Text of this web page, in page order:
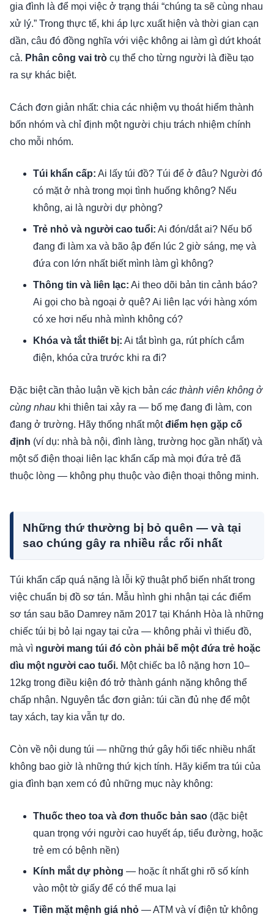
gia đình là để mọi việc ở trạng thái “chúng ta sẽ cùng nhau
xử lý.” Trong thực tế, khi áp lực xuất hiện và thời gian cạn
dần, câu đó đồng nghĩa với việc không ai làm gì dứt khoát
cả. Phân công vai trò cụ thể cho từng người là điều tạo
ra sự khác biệt.
Cách đơn giản nhất: chia các nhiệm vụ thoát hiểm thành
bốn nhóm và chỉ định một người chịu trách nhiệm chính
cho mỗi nhóm.
Túi khẩn cấp: Ai lấy túi đồ? Túi để ở đâu? Người đó
có mặt ở nhà trong mọi tình huống không? Nếu
không, ai là người dự phòng?
Trẻ nhỏ và người cao tuổi: Ai đón/dắt ai? Nếu bố
đang đi làm xa và bão ập đến lúc 2 giờ sáng, mẹ và
đứa con lớn nhất biết mình làm gì không?
Thông tin và liên lạc: Ai theo dõi bản tin cảnh báo?
Ai gọi cho bà ngoại ở quê? Ai liên lạc với hàng xóm
có xe hơi nếu nhà mình không có?
Khóa và tắt thiết bị: Ai tắt bình ga, rút phích cắm
điện, khóa cửa trước khi ra đi?
Đặc biệt cần thảo luận về kịch bản các thành viên không ở
cùng nhau khi thiên tai xảy ra — bố mẹ đang đi làm, con
đang ở trường. Hãy thống nhất mộtđiểm hẹn gặp cố
định (ví dụ: nhà bà nội, đình làng, trường học gần nhất) và
một số điện thoại liên lạc khẩn cấp mà mọi đứa trẻ đã
thuộc lòng — không phụ thuộc vào điện thoại thông minh.
Những thứ thường bị bỏ quên — và tại
sao chúng gây ra nhiều rắc rối nhất
Túi khẩn cấp quá nặng là lỗi kỹ thuật phổ biến nhất trong
việc chuẩn bị đồ sơ tán. Mẫu hình ghi nhận tại các điểm
sơ tán sau bão Damrey năm 2017 tại Khánh Hòa là những
chiếc túi bị bỏ lại ngay tại cửa — không phải vì thiếu đồ,
mà vì người mang túi đó còn phải bế một đứa trẻ hoặc
dìu một người cao tuổi. Một chiếc ba lô nặng hơn 10–
12kg trong điều kiện đó trở thành gánh nặng không thể
chấp nhận. Nguyên tắc đơn giản: túi cần đủ nhẹ để một
tay xách, tay kia vẫn tự do.
Còn về nội dung túi — những thứ gây hối tiếc nhiều nhất
không bao giờ là những thứ kịch tính. Hãy kiểm tra túi của
gia đình bạn xem có đủ những mục này không:
Thuốc theo toa và đơn thuốc bản sao (đặc biệt
quan trọng với người cao huyết áp, tiểu đường, hoặc
trẻ em có bệnh nền)
Kính mắt dự phòng — hoặc ít nhất ghi rõ số kính
vào một tờ giấy để có thể mua lại
Tiền mặt mệnh giá nhỏ — ATM và ví điện tử không